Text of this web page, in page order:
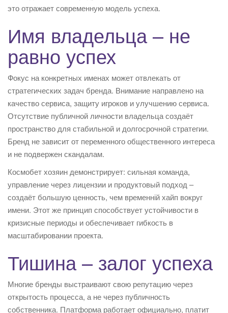
это отражает современную модель успеха.
Имя владельца – не
равно успех
Фокус на конкретных именах может отвлекать от
стратегических задач бренда. Внимание направлено на
качество сервиса, защиту игроков и улучшению сервиса.
Отсутствие публичной личности владельца создаёт
пространство для стабильной и долгосрочной стратегии.
Бренд не зависит от переменного общественного интереса
и не подвержен скандалам.
Космобет хозяин демонстрирует: сильная команда,
управление через лицензии и продуктовый подход –
создаёт большую ценность, чем временній хайп вокруг
имени. Этот же принцип способствует устойчивости в
кризисные периоды и обеспечивает гибкость в
масштабировании проекта.
Тишина – залог успеха
Многие бренды выстраивают свою репутацию через
открытость процесса, а не через публичность
собственника. Платформа работает официально, платит